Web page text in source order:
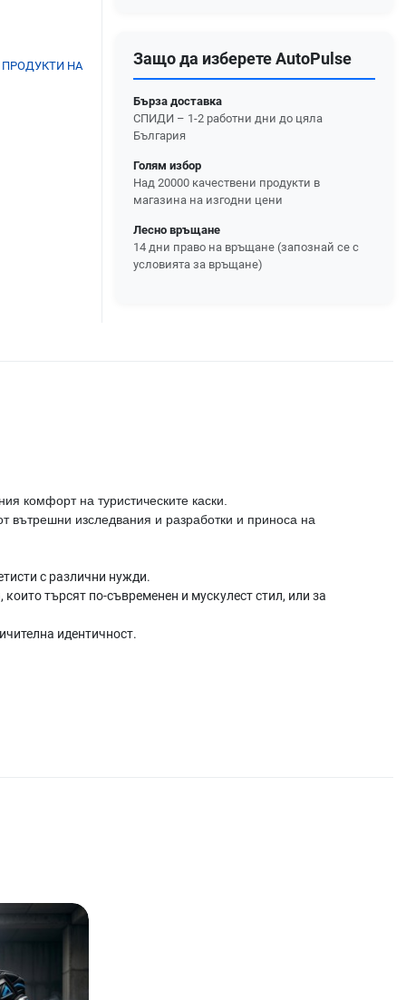
НА
Защо да изберете AutoPulse
Бърза доставка
СПИДИ – 1-2 работни дни до цяла
България
Голям избор
Над 20000 качествени продукти в
магазина на изгодни цени
Лесно връщане
14 дни право на връщане (запознай се с
условията за връщане)
комфорт на туристическите каски.
вътрешни изследвания и разработки и приноса на
с различни нужди.
търсят по-съвременен и мускулест стил, или за
идентичност.